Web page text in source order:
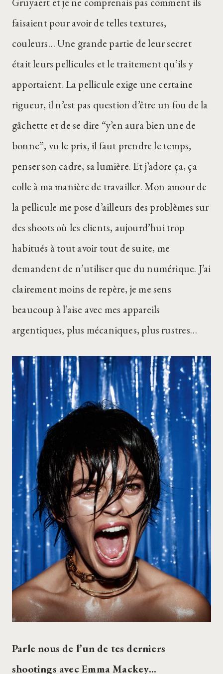
faisaient pour avoir de telles textures,
couleurs… Une grande partie de leur secret
était leurs pellicules et le traitement qu’ils y
apportaient. La pellicule exige une certaine
rigueur, il n’est pas question d’être un fou de la
gâchette et de se dire “y’en aura bien une de
bonne”, vu le prix, il faut prendre le temps,
penser son cadre, sa lumière. Et j’adore ça, ça
colle à ma manière de travailler. Mon amour de
la pellicule me pose d’ailleurs des problèmes sur
des shoots où les clients, aujourd’hui trop
habitués à tout avoir tout de suite, me
demandent de n’utiliser que du numérique. J’ai
clairement moins de repère, je me sens
beaucoup à l’aise avec mes appareils
argentiques, plus mécaniques, plus rustres…
Parle nous de l’un de tes derniers
shootings avec Emma Mackey…